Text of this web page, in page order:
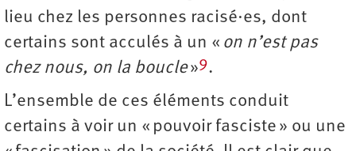
lieu chez les personnes racisé·es, dont
certains sont acculés à un « on n’est pas
chez nous, on la boucle»9.
L’ensemble de ces éléments conduit
certains à voir un « pouvoir fasciste » ou une